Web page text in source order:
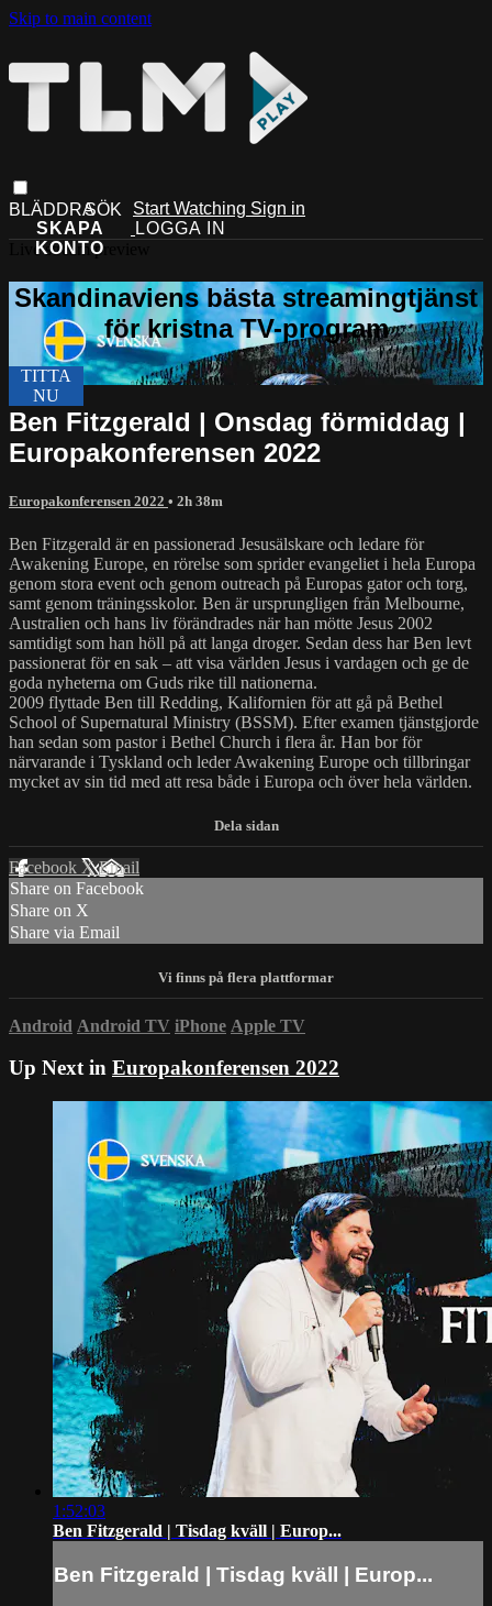
Skip to main content
Start Watching Sign in
Live stream preview
Ben Fitzgerald | Onsdag förmiddag |
Europakonferensen 2022
Europakonferensen 2022 • 2h 38m
Ben Fitzgerald är en passionerad Jesusälskare och ledare för
Awakening Europe, en rörelse som sprider evangeliet i hela Europa
genom stora event och genom outreach på Europas gator och torg,
samt genom träningsskolor. Ben är ursprungligen från Melbourne,
Australien och hans liv förändrades när han mötte Jesus 2002
samtidigt som han höll på att langa droger. Sedan dess har Ben levt
passionerat för en sak – att visa världen Jesus i vardagen och ge de
goda nyheterna om Guds rike till nationerna.
2009 flyttade Ben till Redding, Kalifornien för att gå på Bethel
School of Supernatural Ministry (BSSM). Efter examen tjänstgjorde
han sedan som pastor i Bethel Church i flera år. Han bor för
närvarande i Tyskland och leder Awakening Europe och tillbringar
mycket av sin tid med att resa både i Europa och över hela världen.
Facebook XEmail
Share on Facebook
Share on X
Share via Email
Android Android TV iPhone Apple TV
Up Next in Europakonferensen 2022
1:52:03
Ben Fitzgerald | Tisdag kväll | Europ...
Ben Fitzgerald | Tisdag kväll | Europ...